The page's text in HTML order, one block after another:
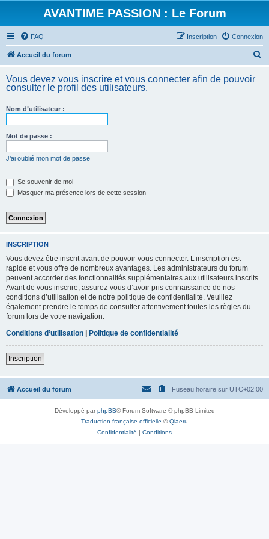
AVANTIME PASSION : Le Forum
FAQ Connexion
Inscription
Accueil du forum
h
Vous devez vous inscrire et vous connecter afin de pouvoir
consulter le profil des utilisateurs.
Nom d’utilisateur :
Mot de passe :
J’ai oublié mon mot de passe
Se souvenir de moi
Masquer ma présence lors de cette session
INSCRIPTION
Vous devez être inscrit avant de pouvoir vous connecter. L’inscription est
rapide et vous offre de nombreux avantages. Les administrateurs du forum
peuvent accorder des fonctionnalités supplémentaires aux utilisateurs inscrits.
Avant de vous inscrire, assurez-vous d’avoir pris connaissance de nos
conditions d’utilisation et de notre politique de confidentialité. Veuillez
également prendre le temps de consulter attentivement toutes les règles du
forum lors de votre navigation.
Conditions d’utilisation | Politique de confidentialité
Inscription
Accueil du forum Fuseau horaire sur UTC+02:00
Développé parphpBB® Forum Software © phpBB Limited
Traduction française officielle ©Qiaeru
Confidentialité | Conditions